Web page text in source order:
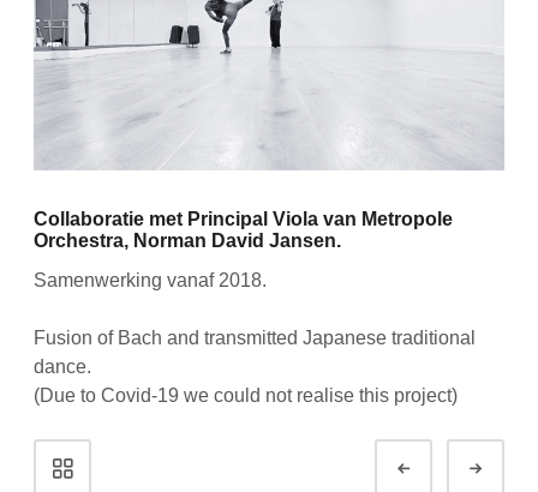
Collaboratie met Principal Viola van Metropole
Orchestra, Norman David Jansen.
Samenwerking vanaf 2018.
Fusion of Bach and transmitted Japanese traditional
dance.
(Due to Covid-19 we could not realise this project)
Portfolio
navigatie
Vorige